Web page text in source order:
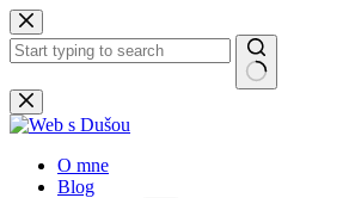
Skip
to
content
No
results
O mne
Blog